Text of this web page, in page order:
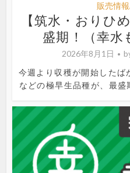
販売情
【筑水・おりひ
盛期！（幸水
2026年8月1日
今週より収穫が開始したば
などの極早生品種が、最